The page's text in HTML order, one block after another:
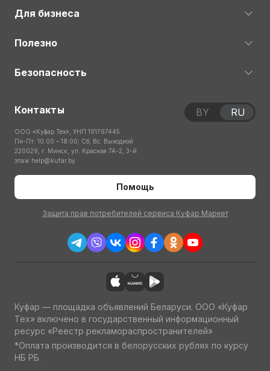
Для бизнеса
Полезно
Безопасность
Контакты
ООО «Куфар Тех», УНП 191767445
Пн-Пт: 10:00 – 18:00; Сб, Вс: Выходной
220029, г. Минск, ул. Красная 7А-2, 3-й
этаж help@kufar.by
Помощь
Защита прав потребителей сервиса Куфар Маркет
BY RU
Куфар — площадка объявлений Беларуси. ООО «Куфар
Тех» включено в государственный информационный
ресурс «Реестр рекламораспространителей»
*Оплата производится в белорусских рублях по курсу
НБ РБ.